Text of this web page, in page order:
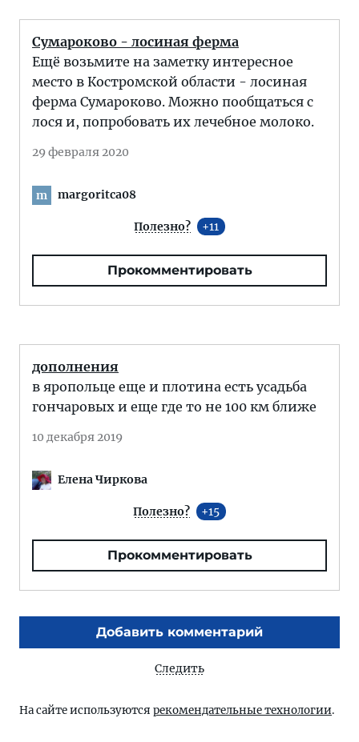
Сумароково - лосиная ферма
Ещё возьмите на заметку интересное
место в Костромской области - лосиная
ферма Сумароково. Можно пообщаться с
лося и, попробовать их лечебное молоко.
29 февраля 2020
m margoritca08
Полезно? 11
Прокомментировать
дополнения
в яропольце еще и плотина есть усадьба
гончаровых и еще где то не 100 км ближе
10 декабря 2019
Елена Чиркова
Полезно? 15
Прокомментировать
Добавить комментарий
Следить
На сайте используются рекомендательные технологии.